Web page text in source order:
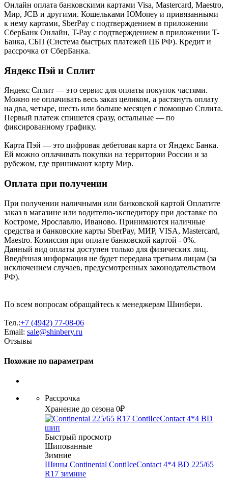
Онлайн оплата банковскими картами Visa, Mastercard, Maestro,
Мир, JCB и другими. Кошельками ЮMoney и привязанными
к нему картами, SberPay с подтверждением в приложении
СберБанк Онлайн, T-Pay с подтверждением в приложении T-
Банка, СБП (Система быстрых платежей ЦБ РФ). Кредит и
рассрочка от СберБанка.
Яндекс Пэй и Сплит
Яндекс Cплит — это сервис для оплаты покупок частями.
Можно не оплачивать весь заказ целиком, а растянуть оплату
на два, четыре, шесть или больше месяцев с помощью Сплита.
Первый платеж спишется сразу, остальные — по
фиксированному графику.
Карта Пэй — это цифровая дебетовая карта от Яндекс Банка.
Ей можно оплачивать покупки на территории России и за
рубежом, где принимают карту Мир.
Оплата при получении
При получении наличными или банковской картой Оплатите
заказ в магазине или водителю-экспедитору при доставке по
Костроме, Ярославлю, Иваново. Принимаются наличные
средства и банковские карты SberPay, МИР, VISA, Mastercard,
Maestro. Комиссия при оплате банковской картой - 0%.
Данный вид оплаты доступен только для физических лиц.
Введённая информация не будет передана третьим лицам (за
исключением случаев, предусмотренных законодательством
РФ).
По всем вопросам обращайтесь к менеджерам Шинбери.
Тел.:+7 (4942) 77-08-06
Email: sale@shinbery.ru
Отзывы
Похожие по параметрам
Рассрочка
Хранение до сезона 0₽
Быстрый просмотр
Шипованные
Зимние
Шины Continental ContiIceContact 4*4 BD 225/65
R17 зимние